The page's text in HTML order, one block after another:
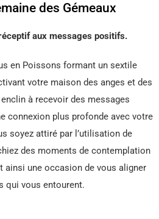
des Gémeaux
aux messages positifs.
en Poissons formant un sextile
votre maison des anges et des
à recevoir des messages
connexion plus profonde avec votre
soyez attiré par l’utilisation de
des moments de contemplation
ainsi une occasion de vous aligner
qui vous entourent.